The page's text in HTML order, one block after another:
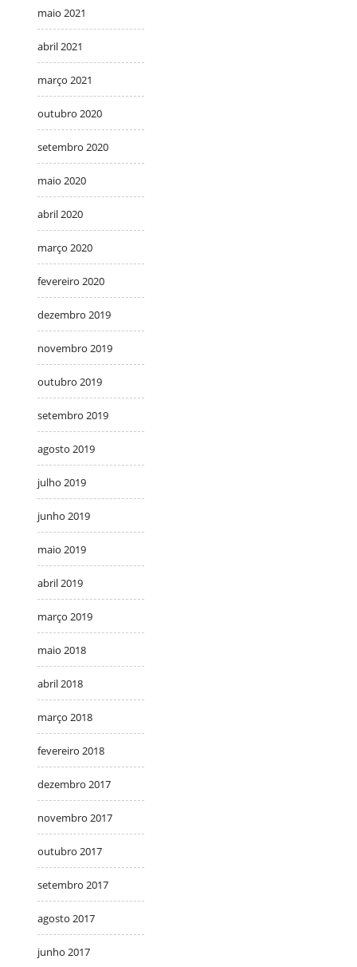
maio 2021
abril 2021
março 2021
outubro 2020
setembro 2020
maio 2020
abril 2020
março 2020
fevereiro 2020
dezembro 2019
novembro 2019
outubro 2019
setembro 2019
agosto 2019
julho 2019
junho 2019
maio 2019
abril 2019
março 2019
maio 2018
abril 2018
março 2018
fevereiro 2018
dezembro 2017
novembro 2017
outubro 2017
setembro 2017
agosto 2017
junho 2017